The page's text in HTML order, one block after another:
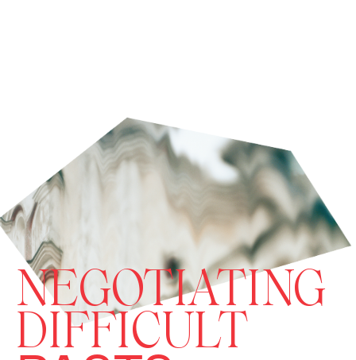
NEGOTIATING
DIFFICULT